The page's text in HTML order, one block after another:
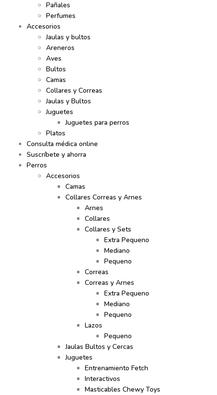
Pañales
Perfumes
Accesorios
Jaulas y bultos
Areneros
Aves
Bultos
Camas
Collares y Correas
Jaulas y Bultos
Juguetes
Juguetes para perros
Platos
Consulta médica online
Suscríbete y ahorra
Perros
Accesorios
Camas
Collares Correas y Arnes
Arnes
Collares
Collares y Sets
Extra Pequeno
Mediano
Pequeno
Correas
Correas y Arnes
Extra Pequeno
Mediano
Pequeno
Lazos
Pequeno
Jaulas Bultos y Cercas
Juguetes
Entrenamiento Fetch
Interactivos
Masticables Chewy Toys